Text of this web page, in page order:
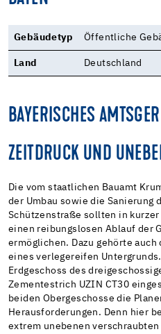
Gebäudetyp Öffentliche
Land Deutschland
BAYERISCHES
ZEITDRUCK UND
Die vom staatlichen Bauamt
der Umbau sowie die Sanierung
Schützenstraße sollten in
einen reibungslosen Ablauf der
ermöglichen. Dazu gehörte
eines verlegereifen
Erdgeschoss des
Zementestrich UZIN CT30
beiden Obergeschosse die
Herausforderungen. Denn hier
extrem unebenen